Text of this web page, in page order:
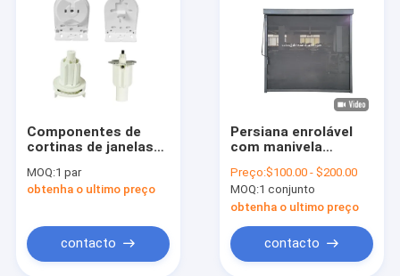
Componentes de
cortinas de janelas
MOQ:1 par
obtenha o ultimo preço
contacto
Persiana enrolável
com manivela
de janela de porta
externa, à prova de
vento
Preço:$100.00 - $200.00
MOQ:1 conjunto
obtenha o ultimo preço
contacto